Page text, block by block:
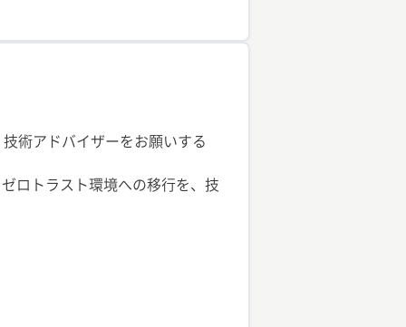
術アドバイザーをお願いする
ロトラスト環境への移行を、技